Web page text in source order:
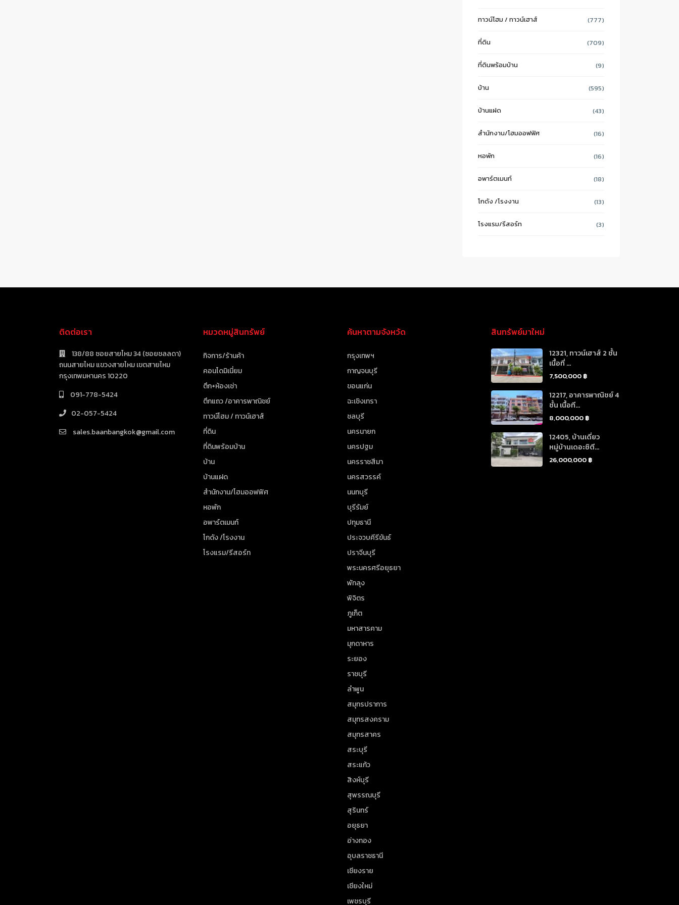
ทาวน์โฮม / ทาวน์เฮาส์ (777)
ที่ดิน (709)
ที่ดินพร้อมบ้าน (9)
บ้าน (595)
บ้านแฝด (43)
สำนักงาน/โฮมออฟฟิศ (16)
หอพัก (16)
อพาร์ตเมนท์ (18)
โกดัง /โรงงาน (13)
โรงแรม/รีสอร์ท (3)
ติดต่อเรา
138/88 ซอยสายไหม 34 (ซอยชลลดา)
ถนนสายไหม แขวงสายไหม เขตสายไหม
กรุงเทพมหานคร 10220
091-778-5424
02-057-5424
sales.baanbangkok@gmail.com
หมวดหมู่สินทรัพย์
กิจการ/ร้านค้า
คอนโดมิเนี่ยม
ตึก+ห้องเช่า
ตึกแถว /อาคารพาณิชย์
ทาวน์โฮม / ทาวน์เฮาส์
ที่ดิน
ที่ดินพร้อมบ้าน
บ้าน
บ้านแฝด
สำนักงาน/โฮมออฟฟิศ
หอพัก
อพาร์ตเมนท์
โกดัง /โรงงาน
โรงแรม/รีสอร์ท
ค้นหาตามจังหวัด
กรุงเทพฯ
กาญจนบุรี
ขอนแก่น
ฉะเชิงเทรา
ชลบุรี
นครนายก
นครปฐม
นครราชสีมา
นครสวรรค์
นนทบุรี
บุรีรัมย์
ปทุมธานี
ประจวบคีรีขันธ์
ปราจีนบุรี
พระนครศรีอยุธยา
พัทลุง
พิจิตร
ภูเก็ต
มหาสารคาม
มุกดาหาร
ระยอง
ราชบุรี
ลำพูน
สมุทรปราการ
สมุทรสงคราม
สมุทรสาคร
สระบุรี
สระแก้ว
สิงห์บุรี
สุพรรณบุรี
สุรินทร์
อยุธยา
อ่างทอง
อุบลราชธานี
เชียงราย
เชียงใหม่
เพชรบุรี
สินทรัพย์มาใหม่
12321, ทาวน์เฮาส์ 2 ชั้น
เนื้อที่ ...
7,500,000 ฿
12217, อาคารพาณิชย์ 4
ชั้น เนื้อที...
8,000,000 ฿
12405, บ้านเดี่ยว
หมู่บ้านเดอะซิตี...
26,000,000 ฿